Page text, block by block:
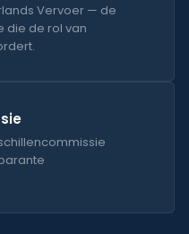
Vervoer — de
die de rol van